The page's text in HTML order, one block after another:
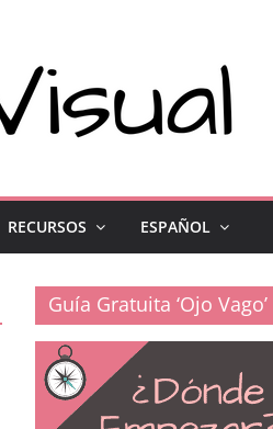
RECURSOS ESPAÑOL
Guía Gratuita ‘Ojo Vago’